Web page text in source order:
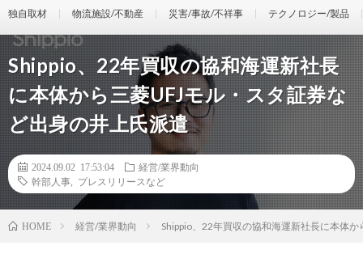
独自取材 物流施設/不動産 災害/事故/不祥事 テクノロジー/製品
Shippio、22年買収の協和海運新社長
に本体から三菱UFJモル・スタ証券な
ど出身の井上氏派遣
2024.09.02 17:53:04
経営/業界動向
幹部人事
プレスリリースなど
HOME 経営/業界動向 Shippio、22年買収の協和海運新社長に本体